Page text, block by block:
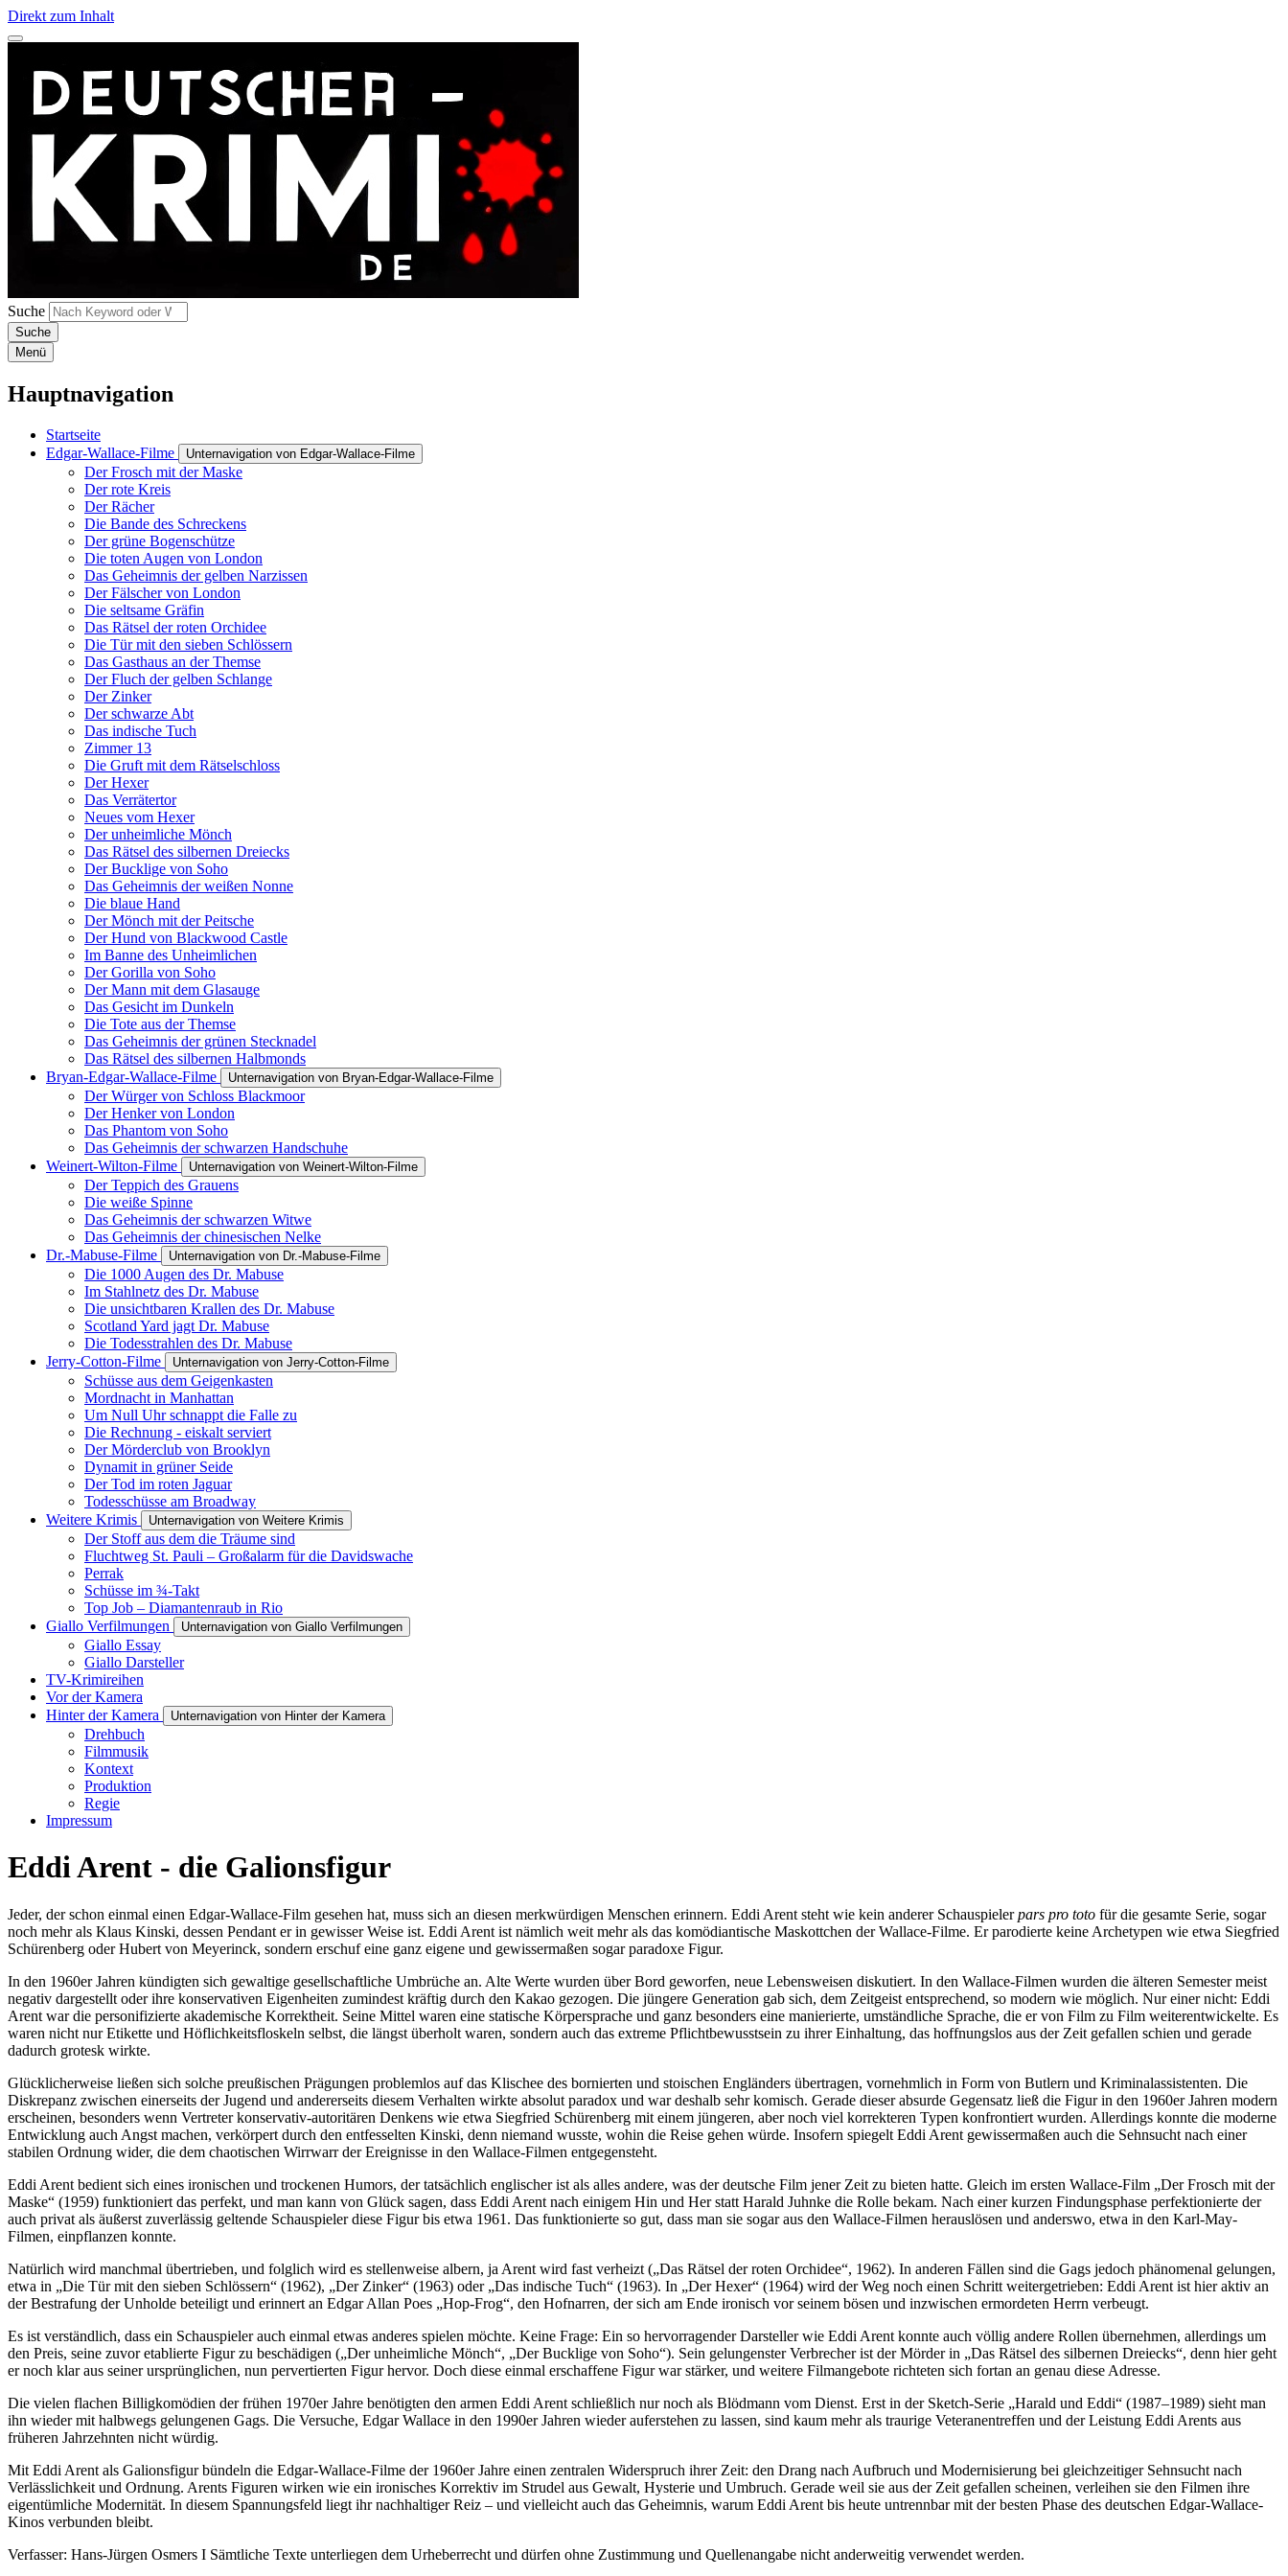
Direkt zum Inhalt
Suche
Menü
Hauptnavigation
Startseite
Edgar-Wallace-Filme
Unternavigation von Edgar-Wallace-Filme
Der Frosch mit der Maske
Der rote Kreis
Der Rächer
Die Bande des Schreckens
Der grüne Bogenschütze
Die toten Augen von London
Das Geheimnis der gelben Narzissen
Der Fälscher von London
Die seltsame Gräfin
Das Rätsel der roten Orchidee
Die Tür mit den sieben Schlössern
Das Gasthaus an der Themse
Der Fluch der gelben Schlange
Der Zinker
Der schwarze Abt
Das indische Tuch
Zimmer 13
Die Gruft mit dem Rätselschloss
Der Hexer
Das Verrätertor
Neues vom Hexer
Der unheimliche Mönch
Das Rätsel des silbernen Dreiecks
Der Bucklige von Soho
Das Geheimnis der weißen Nonne
Die blaue Hand
Der Mönch mit der Peitsche
Der Hund von Blackwood Castle
Im Banne des Unheimlichen
Der Gorilla von Soho
Der Mann mit dem Glasauge
Das Gesicht im Dunkeln
Die Tote aus der Themse
Das Geheimnis der grünen Stecknadel
Das Rätsel des silbernen Halbmonds
Bryan-Edgar-Wallace-Filme
Unternavigation von Bryan-Edgar-Wallace-Filme
Der Würger von Schloss Blackmoor
Der Henker von London
Das Phantom von Soho
Das Geheimnis der schwarzen Handschuhe
Weinert-Wilton-Filme
Unternavigation von Weinert-Wilton-Filme
Der Teppich des Grauens
Die weiße Spinne
Das Geheimnis der schwarzen Witwe
Das Geheimnis der chinesischen Nelke
Dr.-Mabuse-Filme
Unternavigation von Dr.-Mabuse-Filme
Die 1000 Augen des Dr. Mabuse
Im Stahlnetz des Dr. Mabuse
Die unsichtbaren Krallen des Dr. Mabuse
Scotland Yard jagt Dr. Mabuse
Die Todesstrahlen des Dr. Mabuse
Jerry-Cotton-Filme
Unternavigation von Jerry-Cotton-Filme
Schüsse aus dem Geigenkasten
Mordnacht in Manhattan
Um Null Uhr schnappt die Falle zu
Die Rechnung - eiskalt serviert
Der Mörderclub von Brooklyn
Dynamit in grüner Seide
Der Tod im roten Jaguar
Todesschüsse am Broadway
Weitere Krimis
Unternavigation von Weitere Krimis
Der Stoff aus dem die Träume sind
Fluchtweg St. Pauli – Großalarm für die Davidswache
Perrak
Schüsse im ¾-Takt
Top Job – Diamantenraub in Rio
Giallo Verfilmungen
Unternavigation von Giallo Verfilmungen
Giallo Essay
Giallo Darsteller
TV-Krimireihen
Vor der Kamera
Hinter der Kamera
Unternavigation von Hinter der Kamera
Drehbuch
Filmmusik
Kontext
Produktion
Regie
Impressum
Eddi Arent - die Galionsfigur
Jeder, der schon einmal einen Edgar-Wallace-Film gesehen hat, muss sich an diesen merkwürdigen Menschen erinnern. Eddi Arent steht wie kein anderer Schauspielerpars pro toto für die gesamte Serie, sogar
noch mehr als Klaus Kinski, dessen Pendant er in gewisser Weise ist. Eddi Arent ist nämlich weit mehr als das komödiantische Maskottchen der Wallace-Filme. Er parodierte keine Archetypen wie etwa Siegfried
Schürenberg oder Hubert von Meyerinck, sondern erschuf eine ganz eigene und gewissermaßen sogar paradoxe Figur.
In den 1960er Jahren kündigten sich gewaltige gesellschaftliche Umbrüche an. Alte Werte wurden über Bord geworfen, neue Lebensweisen diskutiert. In den Wallace-Filmen wurden die älteren Semester meist
negativ dargestellt oder ihre konservativen Eigenheiten zumindest kräftig durch den Kakao gezogen. Die jüngere Generation gab sich, dem Zeitgeist entsprechend, so modern wie möglich. Nur einer nicht: Eddi
Arent war die personifizierte akademische Korrektheit. Seine Mittel waren eine statische Körpersprache und ganz besonders eine manierierte, umständliche Sprache, die er von Film zu Film weiterentwickelte. Es
waren nicht nur Etikette und Höflichkeitsfloskeln selbst, die längst überholt waren, sondern auch das extreme Pflichtbewusstsein zu ihrer Einhaltung, das hoffnungslos aus der Zeit gefallen schien und gerade
dadurch grotesk wirkte.
Glücklicherweise ließen sich solche preußischen Prägungen problemlos auf das Klischee des bornierten und stoischen Engländers übertragen, vornehmlich in Form von Butlern und Kriminalassistenten. Die
Diskrepanz zwischen einerseits der Jugend und andererseits diesem Verhalten wirkte absolut paradox und war deshalb sehr komisch. Gerade dieser absurde Gegensatz ließ die Figur in den 1960er Jahren modern
erscheinen, besonders wenn Vertreter konservativ-autoritären Denkens wie etwa Siegfried Schürenberg mit einem jüngeren, aber noch viel korrekteren Typen konfrontiert wurden. Allerdings konnte die moderne
Entwicklung auch Angst machen, verkörpert durch den entfesselten Kinski, denn niemand wusste, wohin die Reise gehen würde. Insofern spiegelt Eddi Arent gewissermaßen auch die Sehnsucht nach einer
stabilen Ordnung wider, die dem chaotischen Wirrwarr der Ereignisse in den Wallace-Filmen entgegensteht.
Eddi Arent bedient sich eines ironischen und trockenen Humors, der tatsächlich englischer ist als alles andere, was der deutsche Film jener Zeit zu bieten hatte. Gleich im ersten Wallace-Film „Der Frosch mit der
Maske“ (1959) funktioniert das perfekt, und man kann von Glück sagen, dass Eddi Arent nach einigem Hin und Her statt Harald Juhnke die Rolle bekam. Nach einer kurzen Findungsphase perfektionierte der
auch privat als äußerst zuverlässig geltende Schauspieler diese Figur bis etwa 1961. Das funktionierte so gut, dass man sie sogar aus den Wallace-Filmen herauslösen und anderswo, etwa in den Karl-May-
Filmen, einpflanzen konnte.
Natürlich wird manchmal übertrieben, und folglich wird es stellenweise albern, ja Arent wird fast verheizt („Das Rätsel der roten Orchidee“, 1962). In anderen Fällen sind die Gags jedoch phänomenal gelungen,
etwa in „Die Tür mit den sieben Schlössern“ (1962), „Der Zinker“ (1963) oder „Das indische Tuch“ (1963). In „Der Hexer“ (1964) wird der Weg noch einen Schritt weitergetrieben: Eddi Arent ist hier aktiv an
der Bestrafung der Unholde beteiligt und erinnert an Edgar Allan Poes „Hop-Frog“, den Hofnarren, der sich am Ende ironisch vor seinem bösen und inzwischen ermordeten Herrn verbeugt.
Es ist verständlich, dass ein Schauspieler auch einmal etwas anderes spielen möchte. Keine Frage: Ein so hervorragender Darsteller wie Eddi Arent konnte auch völlig andere Rollen übernehmen, allerdings um
den Preis, seine zuvor etablierte Figur zu beschädigen („Der unheimliche Mönch“, „Der Bucklige von Soho“). Sein gelungenster Verbrecher ist der Mörder in „Das Rätsel des silbernen Dreiecks“, denn hier geht
er noch klar aus seiner ursprünglichen, nun pervertierten Figur hervor. Doch diese einmal erschaffene Figur war stärker, und weitere Filmangebote richteten sich fortan an genau diese Adresse.
Die vielen flachen Billigkomödien der frühen 1970er Jahre benötigten den armen Eddi Arent schließlich nur noch als Blödmann vom Dienst. Erst in der Sketch-Serie „Harald und Eddi“ (1987–1989) sieht man
ihn wieder mit halbwegs gelungenen Gags. Die Versuche, Edgar Wallace in den 1990er Jahren wieder auferstehen zu lassen, sind kaum mehr als traurige Veteranentreffen und der Leistung Eddi Arents aus
früheren Jahrzehnten nicht würdig.
Mit Eddi Arent als Galionsfigur bündeln die Edgar-Wallace-Filme der 1960er Jahre einen zentralen Widerspruch ihrer Zeit: den Drang nach Aufbruch und Modernisierung bei gleichzeitiger Sehnsucht nach
Verlässlichkeit und Ordnung. Arents Figuren wirken wie ein ironisches Korrektiv im Strudel aus Gewalt, Hysterie und Umbruch. Gerade weil sie aus der Zeit gefallen scheinen, verleihen sie den Filmen ihre
eigentümliche Modernität. In diesem Spannungsfeld liegt ihr nachhaltiger Reiz – und vielleicht auch das Geheimnis, warum Eddi Arent bis heute untrennbar mit der besten Phase des deutschen Edgar-Wallace-
Kinos verbunden bleibt.
Verfasser: Hans-Jürgen Osmers I Sämtliche Texte unterliegen dem Urheberrecht und dürfen ohne Zustimmung und Quellenangabe nicht anderweitig verwendet werden.